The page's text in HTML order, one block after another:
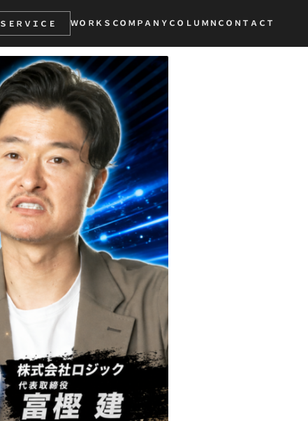
ＳＥＲＶＩＣＥ ＷＯＲＫＳ ＣＯＭＰＡＮＹ ＣＯＬＵＭＮ ＣＯＮＴＡＣＴ